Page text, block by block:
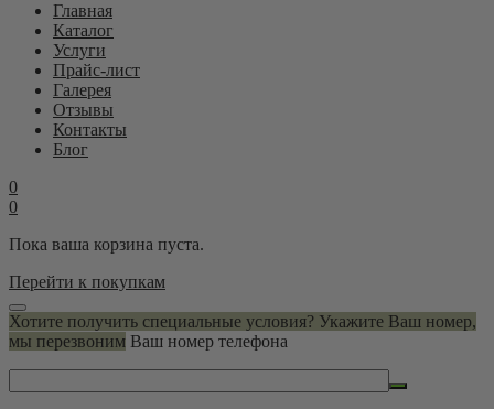
Главная
Каталог
Услуги
Прайс-лист
Галерея
Отзывы
Контакты
Блог
0
0
Пока ваша корзина пуста.
Перейти к покупкам
Хотите получить специальные условия? Укажите Ваш номер,
мы перезвоним Ваш номер телефона